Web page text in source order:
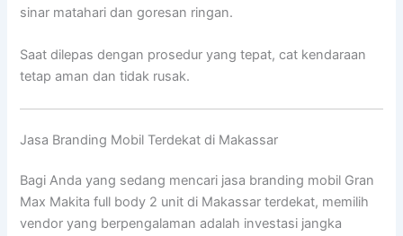
sinar matahari dan goresan ringan.
Saat dilepas dengan prosedur yang tepat, cat kendaraan
tetap aman dan tidak rusak.
Jasa Branding Mobil Terdekat di Makassar
Bagi Anda yang sedang mencari jasa branding mobil Gran
Max Makita full body 2 unit di Makassar terdekat, memilih
vendor yang berpengalaman adalah investasi jangka